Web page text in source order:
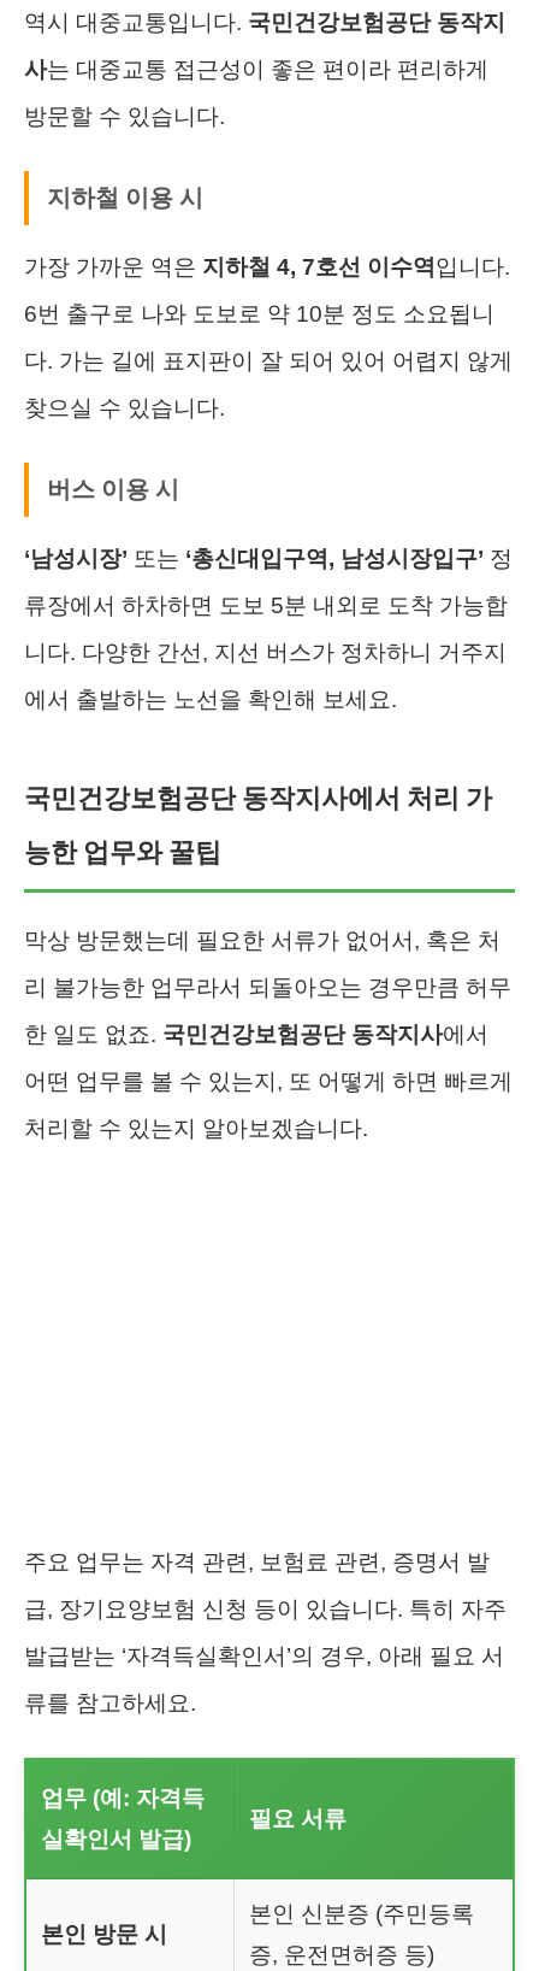
역시 대중교통입니다. 국민건강보험공단 동작지
사는 대중교통 접근성이 좋은 편이라 편리하게
방문할 수 있습니다.
지하철 이용 시
가장 가까운 역은 지하철 4, 7호선 이수역 입니다.
6번 출구로 나와 도보로 약 10분 정도 소요됩니
다. 가는 길에 표지판이 잘 되어 있어 어렵지 않게
찾으실 수 있습니다.
버스 이용 시
‘남성시장’ 또는 ‘총신대입구역, 남성시장입구’ 정
류장에서 하차하면 도보 5분 내외로 도착 가능합
니다. 다양한 간선, 지선 버스가 정차하니 거주지
에서 출발하는 노선을 확인해 보세요.
국민건강보험공단 동작지사에서 처리 가
능한 업무와 꿀팁
막상 방문했는데 필요한 서류가 없어서, 혹은 처
리 불가능한 업무라서 되돌아오는 경우만큼 허무
한 일도 없죠. 국민건강보험공단 동작지사에서
어떤 업무를 볼 수 있는지, 또 어떻게 하면 빠르게
처리할 수 있는지 알아보겠습니다.
주요 업무는 자격 관련, 보험료 관련, 증명서 발
급, 장기요양보험 신청 등이 있습니다. 특히 자주
발급받는 ‘자격득실확인서’의 경우, 아래 필요 서
류를 참고하세요.
업무 (예: 자격득
실확인서 발급)
필요 서류
본인 방문 시
본인 신분증 (주민등록
증, 운전면허증 등)